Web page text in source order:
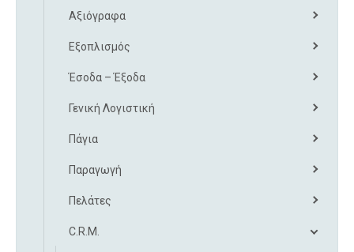
Αξιόγραφα
Εξοπλισμός
Έσοδα – Έξοδα
Γενική Λογιστική
Πάγια
Παραγωγή
Πελάτες
C.R.M.